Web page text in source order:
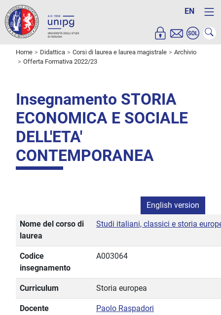
EN
Home Didattica Corsi di laurea e laurea magistrale
Archivio
Offerta Formativa 2022/23
Insegnamento STORIA
ECONOMICA E SOCIALE
DELL'ETA'
CONTEMPORANEA
English version
Nome del corso di
laurea
Studi italiani, classici e storia
Codice
insegnamento
A003064
Curriculum Storia europea
Docente
Paolo Raspadori